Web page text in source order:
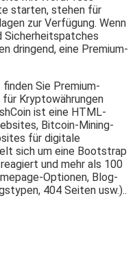
starten, stehen für
zur Verfügung. Wenn
Sicherheitspatches
dringend, eine Premium-
Sie Premium-
für Kryptowährungen
ist eine HTML-
Bitcoin-Mining-
für digitale
sich um eine Bootstrap
und mehr als 100
Optionen, Blog-
404 Seiten usw.)..